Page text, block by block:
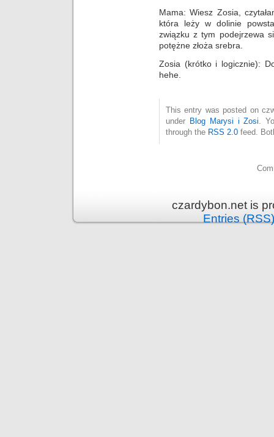
Mama: Wiesz Zosia,
która leży w dolinie
związku z tym podejrzewa
potężne złoża srebra.
Zosia (krótko i logicznie):
hehe.
This entry was posted on
under Blog Marysi i Zosi.
through the RSS 2.0 feed.
czardybon.net is
Entries (RSS)